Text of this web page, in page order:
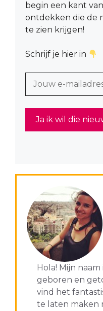
begin een kant
ontdekken die de
te zien krijgen!
Schrijf je hier in
Hola! Mijn
geboren en
vind het
te laten maken